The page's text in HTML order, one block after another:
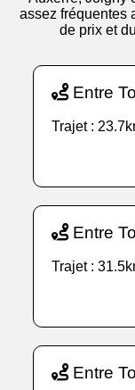
assez fréquentes
de prix et
Entre
Trajet :
Entre
Trajet :
Entre